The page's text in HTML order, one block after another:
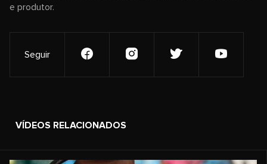
e produtor.
Seguir
VÍDEOS RELACIONADOS